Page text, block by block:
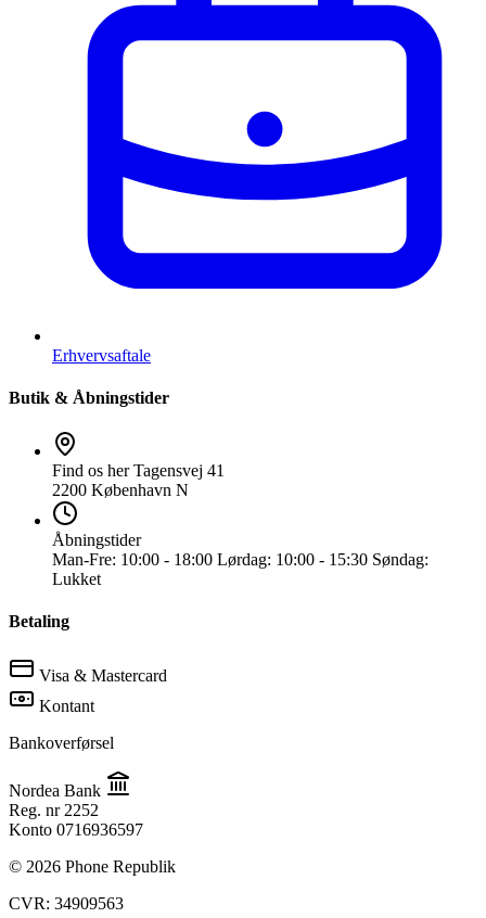
Erhvervsaftale
Butik & Åbningstider
Find os her Tagensvej 41
2200 København N
Åbningstider
Man-Fre: 10:00 - 18:00 Lørdag: 10:00 - 15:30 Søndag:
Lukket
Betaling
Visa & Mastercard
Kontant
Bankoverførsel
Nordea Bank
Reg. nr 2252
Konto 0716936597
© 2026 Phone Republik
CVR: 34909563